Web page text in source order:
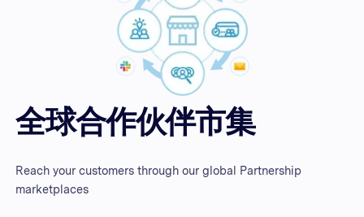
全球合作伙伴市集
Reach your customers through our global Partnership
marketplaces